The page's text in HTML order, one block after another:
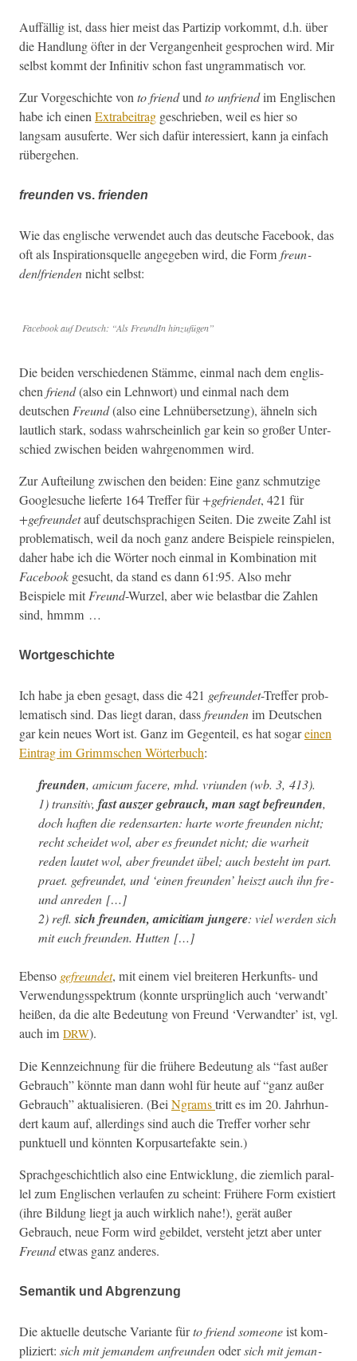
Auf­fäl­lig ist, dass hier meist das Par­tizip vorkommt, d.h. über
die Hand­lung öfter in der Ver­gan­gen­heit gesprochen wird. Mir
selb­st kommt der Infini­tiv schon fast ungram­ma­tisch vor.
Zur Vorgeschichte vonto friendundto unfriendim Englis­chen
habe ich einenExtra­beitrag geschrieben, weil es hier so
langsam ausuferte. Wer sich dafür inter­essiert, kann ja ein­fach
rübergehen.
freunden vs. frienden
Wie das englis­che ver­wen­det auch das deutsche Face­book, das
oft als Inspi­ra­tionsquelle angegeben wird, die Form fre­un­
den/frien­dennicht selbst:
Face­book auf Deutsch: “Als Fre­undIn hinzufügen”
Die bei­den ver­schiede­nen Stämme, ein­mal nach dem englis­
chenfriend(also ein Lehn­wort) und ein­mal nach dem
deutschen Fre­und(also eine Lehnüber­set­zung), ähneln sich
laut­lich stark, sodass wahrschein­lich gar kein so großer Unter­
schied zwis­chen bei­den wahrgenom­men wird.
Zur Aufteilung zwis­chen den bei­den: Eine ganz schmutzige
Google­suche lieferte 164 Tre­f­fer für+gefrien­det, 421 für
+gefre­un­detauf deutschsprachi­gen Seit­en. Die zweite Zahl ist
prob­lema­tisch, weil da noch ganz andere Beispiele rein­spie­len,
daher habe ich die Wörter noch ein­mal in Kom­bi­na­tion mit
Face­book gesucht, da stand es dann 61:95. Also mehr
Beispiele mitFre­und-Wurzel, aber wie belast­bar die Zahlen
sind, hmmm …
Wortgeschichte
Ich habe ja eben gesagt, dass die 421 gefre­un­det-Tre­f­fer prob­
lema­tisch sind. Das liegt daran, dassfre­un­denim Deutschen
gar kein neues Wort ist. Ganz im Gegen­teil, es hat sog­areinen
Ein­trag im Grimm­schen Wörter­buch:
fre­un­den, amicum facere, mhd. vri­un­den(wb. 3, 413).
1) tran­si­tiv, fast ausz­er gebrauch, man sagt befre­un­den,
doch haften die reden­sarten: harte worte fre­un­den nicht;
recht schei­det wol, aber es fre­un­det nicht; die warheit
reden lautet wol, aber fre­un­det übel; auch beste­ht im part.
praet. gefre­un­det, und ‘einen fre­un­den’ heiszt auch ihn fre­
und anreden […]
2) refl. sich fre­un­den, amici­ti­am jun­gere: viel wer­den sich
mit euch fre­un­den. Hutten […]
Eben­so gefre­un­det, mit einem viel bre­it­eren Herkun­fts- und
Ver­wen­dungsspek­trum (kon­nte ursprünglich auch ‘ver­wandt’
heißen, da die alte Bedeu­tung von Fre­und ‘Ver­wandter’ ist, vgl.
auch im DRW).
Die Kennze­ich­nung für die frühere Bedeu­tung als “fast außer
Gebrauch” kön­nte man dann wohl für heute auf “ganz außer
Gebrauch” aktu­al­isieren. (BeiNgramstritt es im 20. Jahrhun­
dert kaum auf, allerd­ings sind auch die Tre­f­fer vorher sehr
punk­tuell und kön­nten Kor­pusarte­fak­te sein.)
Sprachgeschichtlich also eine Entwick­lung, die ziem­lich par­al­
lel zum Englis­chen ver­laufen zu scheint: Frühere Form existiert
(ihre Bil­dung liegt ja auch wirk­lich nahe!), gerät außer
Gebrauch, neue Form wird gebildet, ver­ste­ht jet­zt aber unter
Fre­undetwas ganz anderes.
Semantik und Abgrenzung
Die aktuelle deutsche Vari­ante fürto friend some­oneist kom­
pliziert: sich mit jeman­dem anfre­un­denodersich mit jeman­